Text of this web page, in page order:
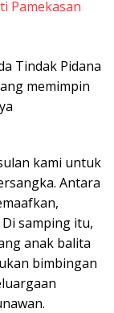
Pamekasan
Tindak Pidana
memimpin
kami untuk
Antara
samping itu,
anak balita
bimbingan